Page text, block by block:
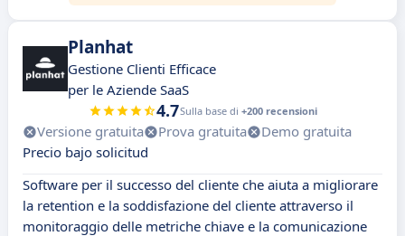
Planhat
Gestione Clienti Efficace
per le Aziende SaaS
4.7Sulla base di +200 recensioni
Versione gratuita Prova gratuita
Demo gratuita
Precio bajo solicitud
Software per il successo del cliente che aiuta a migliorare
la retention e la soddisfazione del cliente attraverso il
monitoraggio delle metriche chiave e la comunicazione